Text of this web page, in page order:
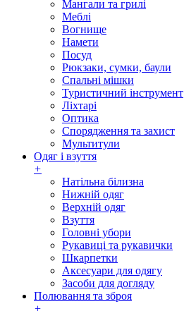
Мангали та грилі
Меблі
Вогнище
Намети
Посуд
Рюкзаки, сумки, баули
Спальні мішки
Туристичний інструмент
Ліхтарі
Оптика
Спорядження та захист
Мультитули
Одяг і взуття
+
Натільна білизна
Нижній одяг
Верхній одяг
Взуття
Головні убори
Рукавиці та рукавички
Шкарпетки
Аксесуари для одягу
Засоби для догляду
Полювання та зброя
+